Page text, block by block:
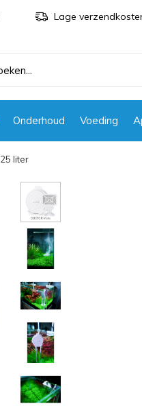
Onderhoud Voeding
Lage
liter